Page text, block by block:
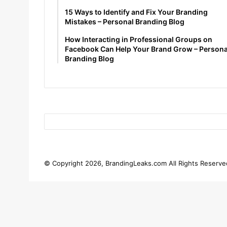
15 Ways to Identify and Fix Your Branding
Mistakes – Personal Branding Blog
How Interacting in Professional Groups on
Facebook Can Help Your Brand Grow –
Branding Blog
© Copyright 2026, BrandingLeaks.com All Rights